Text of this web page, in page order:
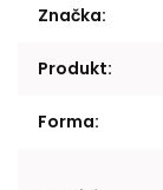
Značka:
Produkt:
Forma: